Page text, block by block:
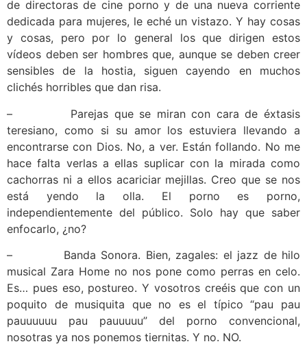
de directoras de cine porno y de una nueva corriente
dedicada para mujeres, le eché un vistazo. Y hay cosas
y cosas, pero por lo general los que dirigen estos
vídeos deben ser hombres que, aunque se deben creer
sensibles de la hostia, siguen cayendo en muchos
clichés horribles que dan risa.
– Parejas que se miran con cara de éxtasis
teresiano, como si su amor los estuviera llevando a
encontrarse con Dios. No, a ver. Están follando. No me
hace falta verlas a ellas suplicar con la mirada como
cachorras ni a ellos acariciar mejillas. Creo que se nos
está yendo la olla. El porno es porno,
independientemente del público. Solo hay que saber
enfocarlo, ¿no?
– Banda Sonora. Bien, zagales: el jazz de hilo
musical Zara Home no nos pone como perras en celo.
Es… pues eso, postureo. Y vosotros creéis que con un
poquito de musiquita que no es el típico “pau pau
pauuuuuu pau pauuuuu” del porno convencional,
nosotras ya nos ponemos tiernitas. Y no. NO.